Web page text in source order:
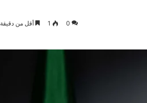
0
1 أقل من دقيقة